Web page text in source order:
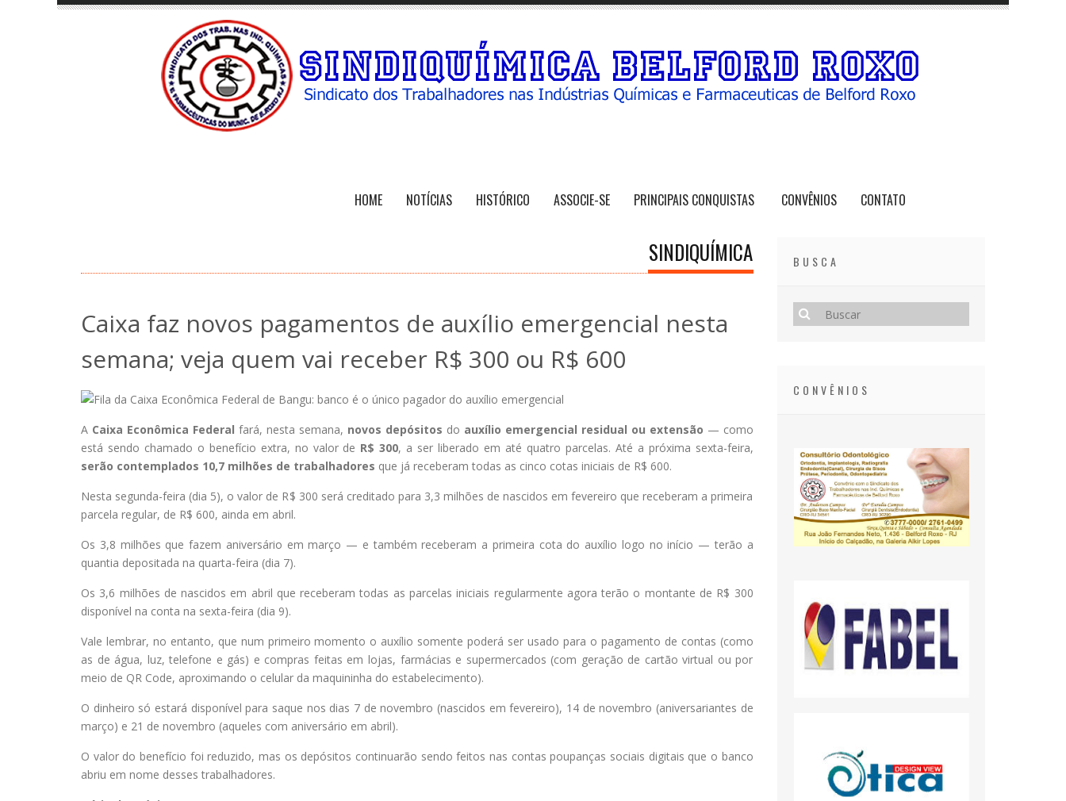
HOME NOTÍCIAS HISTÓRICO ASSOCIE-SE PRINCIPAIS CONQUISTAS CONVÊNIOS CONTATO
SINDIQUÍMICA
Caixa faz novos pagamentos de auxílio emergencial nesta
semana; veja quem vai receber R$ 300 ou R$ 600
A Caixa Econômica Federal fará, nesta semana, novos depósitos do auxílio emergencial residual ou extensão — como
está sendo chamado o benefício extra, no valor de R$ 300, a ser liberado em até quatro parcelas. Até a próxima sexta-feira,
serão contemplados 10,7 milhões de trabalhadores que já receberam todas as cinco cotas iniciais de R$ 600.
Nesta segunda-feira (dia 5), o valor de R$ 300 será creditado para 3,3 milhões de nascidos em fevereiro que receberam a primeira
parcela regular, de R$ 600, ainda em abril.
Os 3,8 milhões que fazem aniversário em março — e também receberam a primeira cota do auxílio logo no início — terão a
quantia depositada na quarta-feira (dia 7).
Os 3,6 milhões de nascidos em abril que receberam todas as parcelas iniciais regularmente agora terão o montante de R$ 300
disponível na conta na sexta-feira (dia 9).
Vale lembrar, no entanto, que num primeiro momento o auxílio somente poderá ser usado para o pagamento de contas (como
as de água, luz, telefone e gás) e compras feitas em lojas, farmácias e supermercados (com geração de cartão virtual ou por
meio de QR Code, aproximando o celular da maquininha do estabelecimento).
O dinheiro só estará disponível para saque nos dias 7 de novembro (nascidos em fevereiro), 14 de novembro (aniversariantes de
março) e 21 de novembro (aqueles com aniversário em abril).
O valor do benefício foi reduzido, mas os depósitos continuarão sendo feitos nas contas poupanças sociais digitais que o banco
abriu em nome desses trabalhadores.
BUSCA
CONVÊNIOS